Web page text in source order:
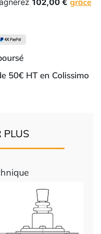
102,00 € grâce
50€ HT en Colissimo
PLUS